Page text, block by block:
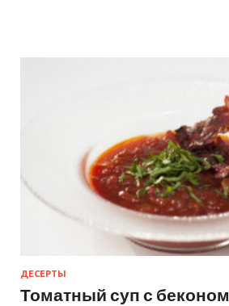
ДЕСЕРТЫ
Томатный суп с беконом